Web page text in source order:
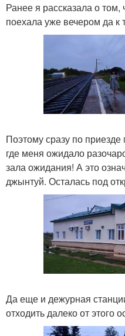
Ранее я рассказала о
поехала уже вечером да
Поэтому сразу по
где меня ожидало
зала ожидания! А это
джынтуй. Осталась под
Да еще и дежурная
отходить далеко от этого